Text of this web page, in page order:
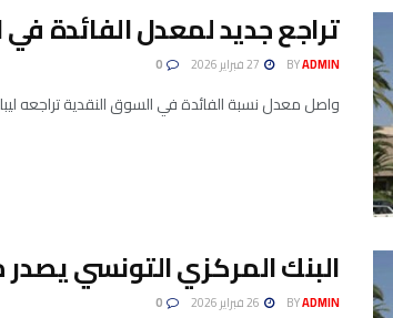
تراجع جديد لمعدل الفائدة
BYADMIN
واصل معدل نسبة الفائدة في السوق النقدية تراجعه ليبلغ مستوى 6،99 بالمائة، خلال فيفري 2026، مقابل
البنك المركزي التونسي
BYADMIN